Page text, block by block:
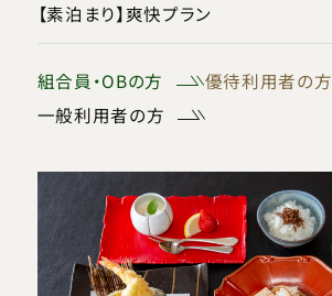
【素泊まり】爽快プラン
組合員・OBの方
優待利用者の方
一般利用者の方